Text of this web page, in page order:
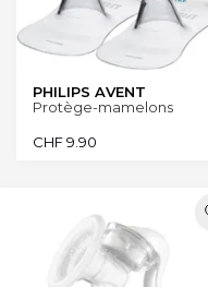
PHILIPS AVENT
Protège-mamelons
CHF9.90